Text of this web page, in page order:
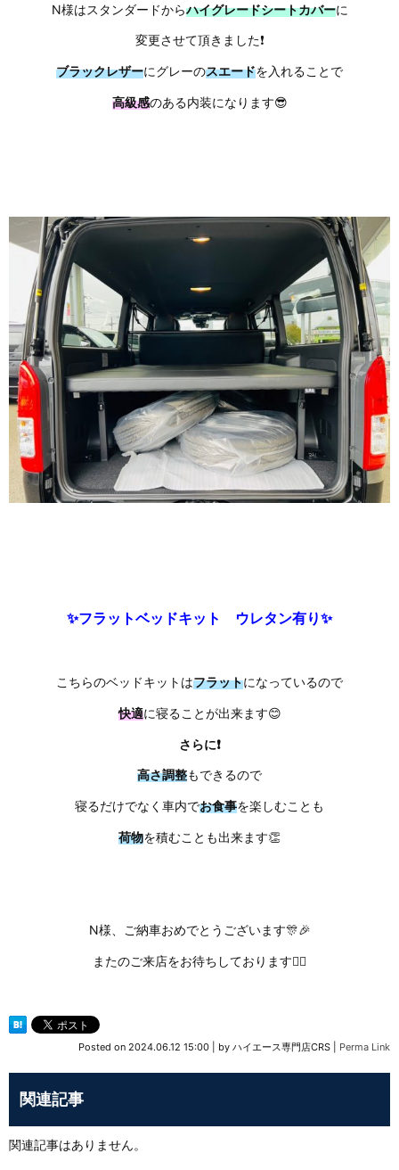
N様はスタンダードからハイグレードシートカバーに
変更させて頂きました❗
ブラックレザーにグレーのスエードを入れることで
高級感のある内装になります😎
✨フラットベッドキット ウレタン有り✨
こちらのベッドキットはフラットになっているので
快適に寝ることが出来ます😊
さらに❗
高さ調整もできるので
寝るだけでなく車内でお食事を楽しむことも
荷物を積むことも出来ます👏
N様、ご納車おめでとうございます🎊🎉
またのご来店をお待ちしております🙇‍♀️
Posted on 2024.06.12 15:00 by ハイエース専門店CRS Perma Link
関連記事
関連記事はありません。